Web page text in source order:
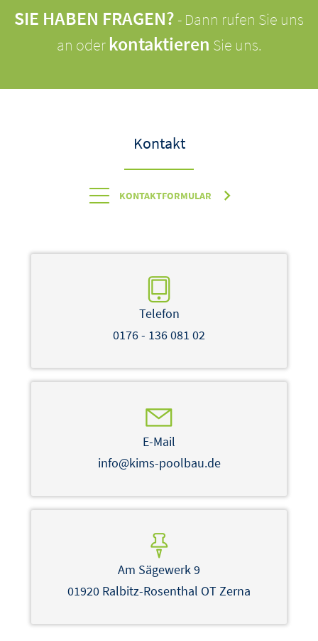
SIE HABEN FRAGEN? - Dann rufen Sie uns
an oder kontaktieren Sie uns.
Kontakt
KONTAKTFORMULAR
Telefon
0176 - 136 081 02
E-Mail
info@kims-poolbau.de
Am Sägewerk 9
01920 Ralbitz-Rosenthal OT Zerna